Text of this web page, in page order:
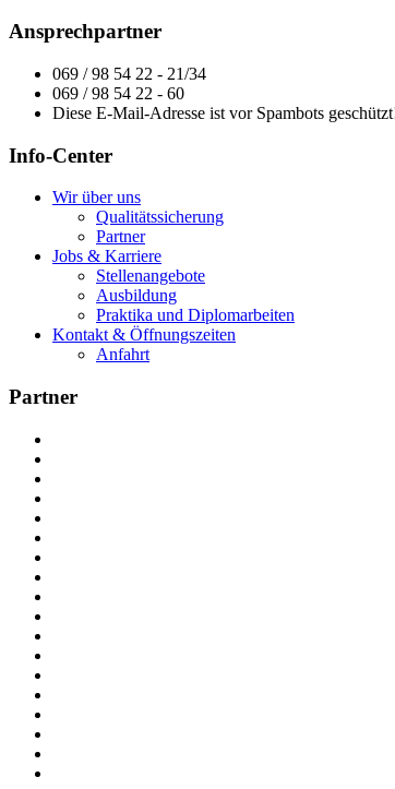
Ansprechpartner
069 / 98 54 22 - 21/34
069 / 98 54 22 - 60
Diese E-Mail-Adresse ist vor Spambots
Info-Center
Wir über uns
Qualitätssicherung
Partner
Jobs & Karriere
Stellenangebote
Ausbildung
Praktika und Diplomarbeiten
Kontakt & Öffnungszeiten
Anfahrt
Partner